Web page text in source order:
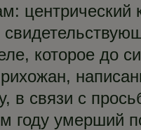
которое до
в связи с
году умерший